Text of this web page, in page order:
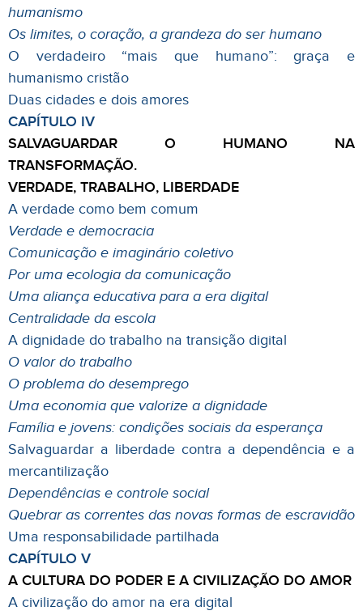
humanismo
Os limites, o coração, a grandeza do ser humano
O verdadeiro “mais que humano”: graça e
humanismo cristão
Duas cidades e dois amores
CAPÍTULO IV
SALVAGUARDAR O HUMANO NA
TRANSFORMAÇÃO.
VERDADE, TRABALHO, LIBERDADE
A verdade como bem comum
Verdade e democracia
Comunicação e imaginário coletivo
Por uma ecologia da comunicação
Uma aliança educativa para a era digital
Centralidade da escola
A dignidade do trabalho na transição digital
O valor do trabalho
O problema do desemprego
Uma economia que valorize a dignidade
Família e jovens: condições sociais da esperança
Salvaguardar a liberdade contra a dependência e a
mercantilização
Dependências e controle social
Quebrar as correntes das novas formas de escravidão
Uma responsabilidade partilhada
CAPÍTULO V
A CULTURA DO PODER E A CIVILIZAÇÃO DO AMOR
A civilização do amor na era digital